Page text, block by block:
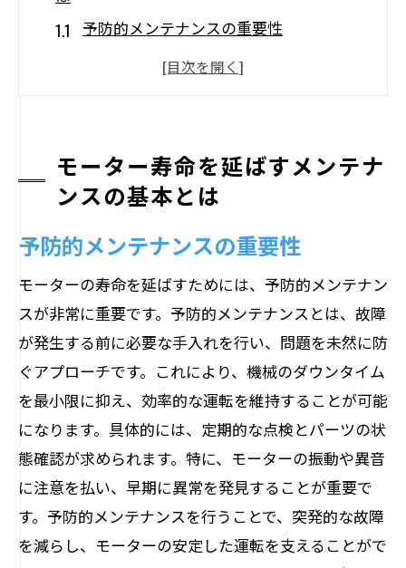
予防的メンテナンスの重要性
適切な潤滑剤の選び方とその効果
定期的なクリーニングによる寿命延長法
影響
振動解析を用いた故障予知技術
知られざるモーターの寿命を左右する要因
環境条件が与える影響とその対策
電気的ストレスがモーターに及ぼす潜在
的なダメージ
負荷の変動とその管理方法
湿気と腐食がもたらす長期的リスク
設置環境の違いによる寿命への影響
使用時間とメンテナンススケジュールの
関係
モーター効率を最大化する日常的なチェック
モーター寿命を延ばすメンテナ
ンスの基本とは
予防的メンテナンスの重要性
モーターの寿命を延ばすためには、予防的メンテナン
スが非常に重要です。予防的メンテナンスとは、故障
が発生する前に必要な手入れを行い、問題を未然に防
ぐアプローチです。これにより、機械のダウンタイム
を最小限に抑え、効率的な運転を維持することが可能
になります。具体的には、定期的な点検とパーツの状
態確認が求められます。特に、モーターの振動や異音
に注意を払い、早期に異常を発見することが重要で
す。予防的メンテナンスを行うことで、突発的な故障
を減らし、モーターの安定した運転を支えることがで